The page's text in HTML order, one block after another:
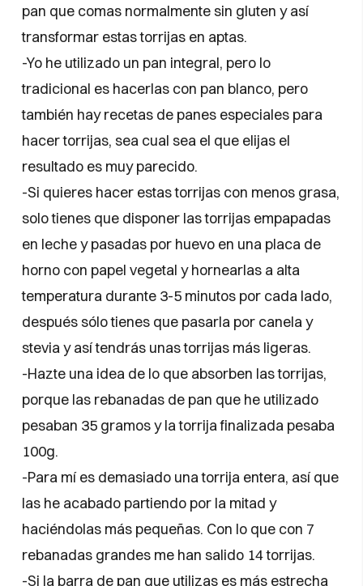
pan que comas normalmente sin gluten y así
transformar estas torrijas en aptas.
-Yo he utilizado un pan integral, pero lo
tradicional es hacerlas con pan blanco, pero
también hay recetas de panes especiales para
hacer torrijas, sea cual sea el que elijas el
resultado es muy parecido.
-Si quieres hacer estas torrijas con menos grasa,
solo tienes que disponer las torrijas empapadas
en leche y pasadas por huevo en una placa de
horno con papel vegetal y hornearlas a alta
temperatura durante 3-5 minutos por cada lado,
después sólo tienes que pasarla por canela y
stevia y así tendrás unas torrijas más ligeras.
-Hazte una idea de lo que absorben las torrijas,
porque las rebanadas de pan que he utilizado
pesaban 35 gramos y la torrija finalizada pesaba
100g.
-Para mí es demasiado una torrija entera, así que
las he acabado partiendo por la mitad y
haciéndolas más pequeñas. Con lo que con 7
rebanadas grandes me han salido 14 torrijas.
-Si la barra de pan que utilizas es más estrecha